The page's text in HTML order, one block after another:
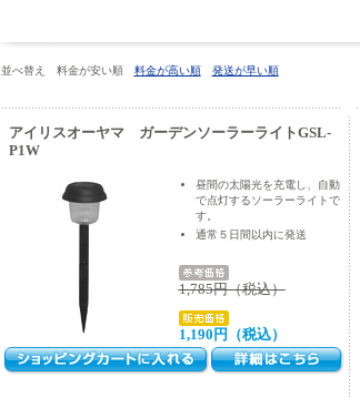
並べ替え 料金が安い順 料金が高い順 発送が早い順
アイリスオーヤマ ガーデンソーラーライトGSL-
P1W
昼間の太陽光を充電し、自動
で点灯するソーラーライトで
す。
通常５日間以内に発送
1,785円（税込）
1,190円（税込）